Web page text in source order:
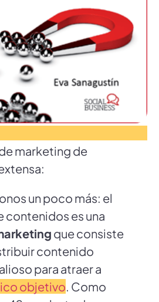
marketing de
un poco más: el
contenidos es una
que consiste
contenido
para atraer a
objetivo. Como